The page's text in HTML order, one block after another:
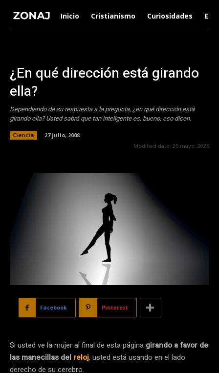
Inicio Cristianismo Curiosidades
¿En qué dirección está girando
ella?
Dependiendo de su respuesta a la pregunta, ¿en qué dirección está
girando ella? Usted sabrá que tan inteligente es, bueno, eso dicen.
Ciencia
27 julio, 2008
Modified date: 25 mayo, 2025
Facebook Pinterest
Si usted ve la mujer al final de esta página girando a favor de
las manecillas del reloj, usted está usando en el lado
derecho de su cerebro.